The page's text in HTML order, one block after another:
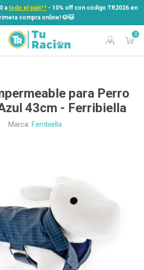
a todo el país! * - 10% off con código TR2026 en
compra online! ​🐶​🐱
0
atodo el país! *
- 10% off con código TR2026 en
compra online! ​🐶​🐱
para Perro
43cm - Ferribiella
Marca: Ferribiella